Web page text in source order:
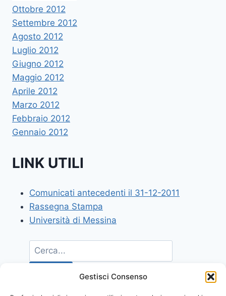
Gestisci Consenso
Ottobre 2012
Settembre 2012
Agosto 2012
Luglio 2012
Giugno 2012
Maggio 2012
Aprile 2012
Marzo 2012
Febbraio 2012
Gennaio 2012
LINK UTILI
Comunicati antecedenti il 31-12-2011
Rassegna Stampa
Università di Messina